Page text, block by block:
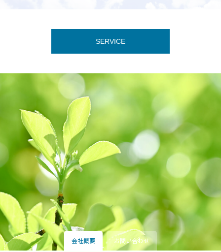
SERVICE
会社概要 お問い合わせ